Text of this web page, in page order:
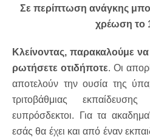
Σε περίπτωση ανάγκης
χρέωση το
Κλείνοντας, παρακαλούμε
ρωτήσετε οτιδήποτε. Οι
αποτελούν την ουσία της
τριτοβάθμιας
ευπρόσδεκτοι. Για τα
εσάς θα έχει και από έναν